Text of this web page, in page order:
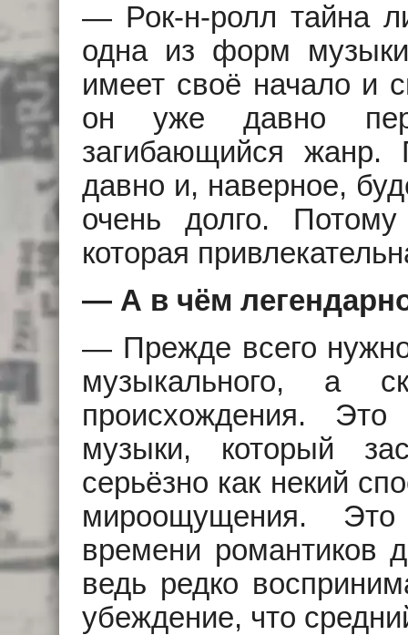
— Рок-н-ролл тайна
одна из форм
имеет своё начало и
он уже давно
загибающийся жанр.
давно и, наверное,
очень долго.
которая
— А в чём
— Прежде всего нужно
музыкального, а
происхождения.
музыки, который
серьёзно как некий
мироощущения.
времени романтиков
ведь редко
убеждение, что